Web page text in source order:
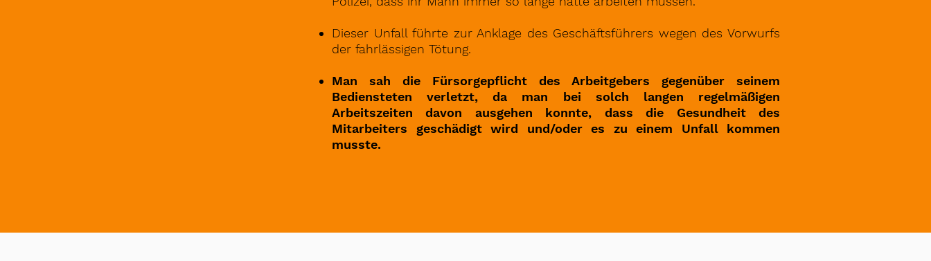
Dieser Unfall führte zur Anklage des Geschäftsführers wegen des Vorwurfs
der fahrlässigen Tötung.
Man sah die Fürsorgepflicht des Arbeitgebers gegenüber seinem
Bediensteten verletzt, da man bei solch langen regelmäßigen
Arbeitszeiten davon ausgehen konnte, dass die Gesundheit des
Mitarbeiters geschädigt wird und/oder es zu einem Unfall kommen
musste.